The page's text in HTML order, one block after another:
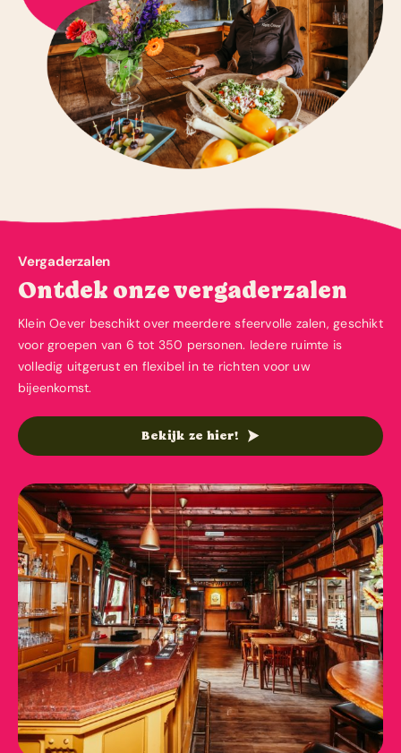
Vergaderzalen
Ontdek onze vergaderzalen
Klein Oever beschikt over meerdere sfeervolle zalen, geschikt
voor groepen van 6 tot 350 personen. Iedere ruimte is
volledig uitgerust en flexibel in te richten voor uw
bijeenkomst.
Bekijk ze hier!